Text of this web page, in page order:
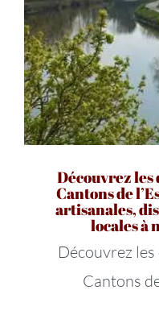
Découvrez
Cantons de
artisanales,
locales à
Découvrez
Cantons